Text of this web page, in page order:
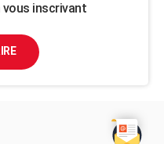
vous inscrivant